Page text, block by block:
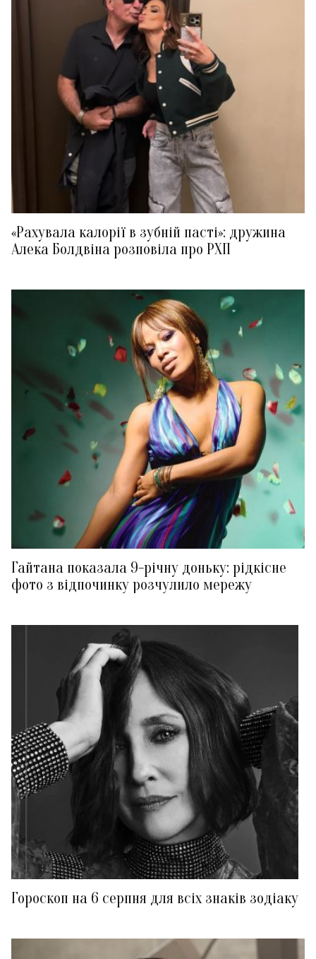
«Рахувала калорії в зубній пасті»: дружина
Алека Болдвіна розповіла про РХП
Гайтана показала 9-річну доньку: рідкісне
фото з відпочинку розчулило мережу
Гороскоп на 6 серпня для всіх знаків зодіаку